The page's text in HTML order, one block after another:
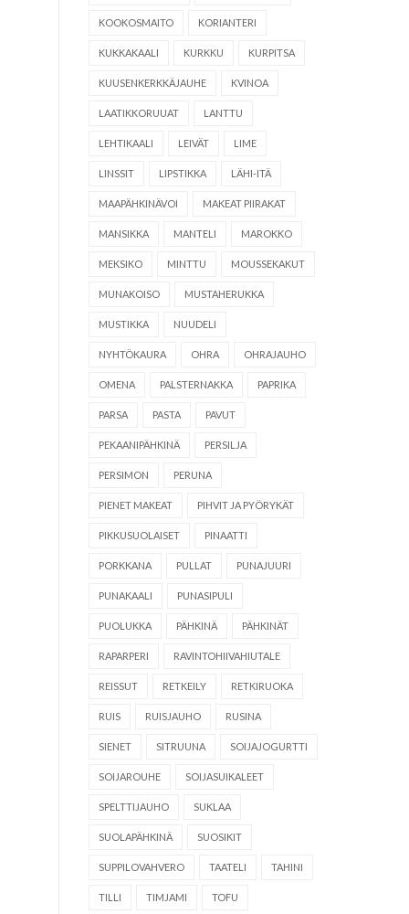
KOOKOSMAITO KORIANTERI
KUKKAKAALI KURKKU KURPITSA
KUUSENKERKKÄJAUHE KVINOA
LAATIKKORUUAT LANTTU
LEHTIKAALI LEIVÄT LIME
LINSSIT LIPSTIKKA LÄHI-ITÄ
MAAPÄHKINÄVOI MAKEAT PIIRAKAT
MANSIKKA MANTELI MAROKKO
MEKSIKO MINTTU MOUSSEKAKUT
MUNAKOISO MUSTAHERUKKA
MUSTIKKA NUUDELI
NYHTÖKAURA OHRA OHRAJAUHO
OMENA PALSTERNAKKA PAPRIKA
PARSA PASTA PAVUT
PEKAANIPÄHKINÄ PERSILJA
PERSIMON PERUNA
PIENET MAKEAT PIHVIT JA PYÖRYKÄT
PIKKUSUOLAISET PINAATTI
PORKKANA PULLAT PUNAJUURI
PUNAKAALI PUNASIPULI
PUOLUKKA PÄHKINÄ PÄHKINÄT
RAPARPERI RAVINTOHIIVAHIUTALE
REISSUT RETKEILY RETKIRUOKA
RUIS RUISJAUHO RUSINA
SIENET SITRUUNA SOIJAJOGURTTI
SOIJAROUHE SOIJASUIKALEET
SPELTTIJAUHO SUKLAA
SUOLAPÄHKINÄ SUOSIKIT
SUPPILOVAHVERO TAATELI TAHINI
TILLI TIMJAMI TOFU